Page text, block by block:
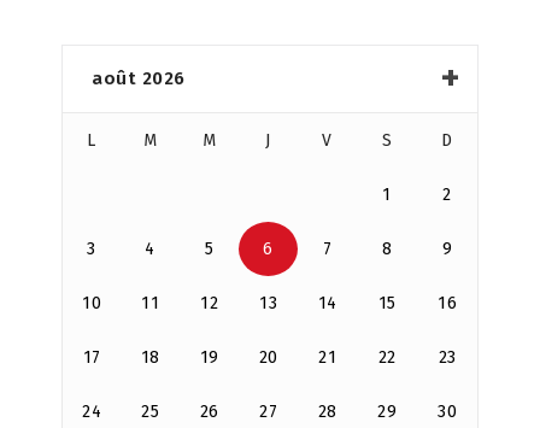
août 2026
L M M J V S D
1 2
3 4 5 6 7 8 9
10 11 12 13 14 15 16
17 18 19 20 21 22 23
24 25 26 27 28 29 30